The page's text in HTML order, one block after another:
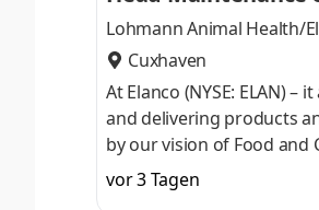
Lohmann Animal Health/
Cuxhaven
At Elanco (NYSE: ELAN)
and delivering products
by our vision of Food and
Society and Our People.
believe that diversity is
vor 3 Tagen